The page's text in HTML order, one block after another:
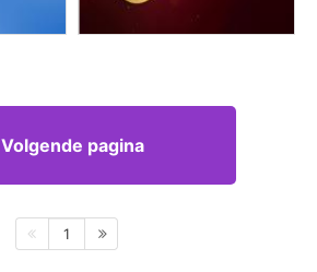
Volgende pagina
1